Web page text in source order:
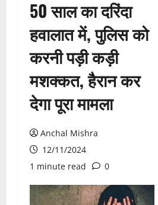
50 साल का दरिंदा
हवालात में, पुलिस को
करनी पड़ी कड़ी
मशक्कत, हैरान कर
देगा पूरा मामला
Anchal Mishra
12/11/2024
1 minute read
0